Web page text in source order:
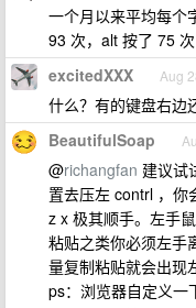
一个月以来平均每个
93 次，alt 按了 75
excitedXXX Aug
什么？有的键盘右边
BeautifulSoap
@richangfan 建议试
置去压左 contrl ，你
z x 极其顺手。左手
粘贴之类你必须左手
量复制粘贴就会出现
ps：浏览器自定义一